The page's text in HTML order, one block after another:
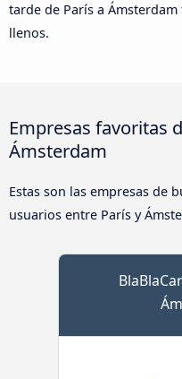
tarde de París a
llenos.
Empresas favoritas
Ámsterdam
Estas son las empresas de
usuarios entre París y